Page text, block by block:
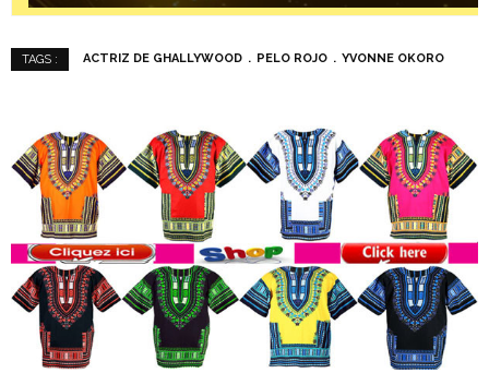
TAGS : ACTRIZ DE GHALLYWOOD PELO ROJO YVONNE OKORO